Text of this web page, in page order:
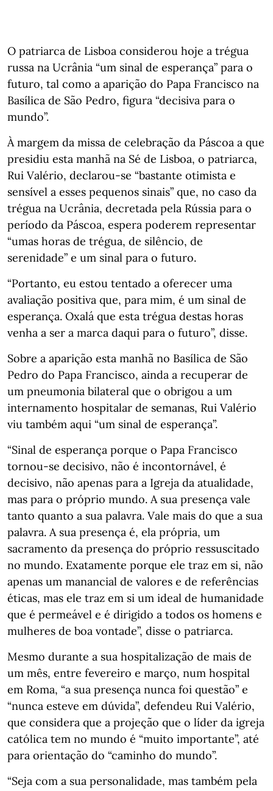
O patriarca de Lisboa considerou hoje a trégua
russa na Ucrânia “um sinal de esperança” para o
futuro, tal como a aparição do Papa Francisco na
Basílica de São Pedro, figura “decisiva para o
mundo”.
À margem da missa de celebração da Páscoa a que
presidiu esta manhã na Sé de Lisboa, o patriarca,
Rui Valério, declarou-se “bastante otimista e
sensível a esses pequenos sinais” que, no caso da
trégua na Ucrânia, decretada pela Rússia para o
período da Páscoa, espera poderem representar
“umas horas de trégua, de silêncio, de
serenidade” e um sinal para o futuro.
“Portanto, eu estou tentado a oferecer uma
avaliação positiva que, para mim, é um sinal de
esperança. Oxalá que esta trégua destas horas
venha a ser a marca daqui para o futuro”, disse.
Sobre a aparição esta manhã no Basílica de São
Pedro do Papa Francisco, ainda a recuperar de
um pneumonia bilateral que o obrigou a um
internamento hospitalar de semanas, Rui Valério
viu também aqui “um sinal de esperança”.
“Sinal de esperança porque o Papa Francisco
tornou-se decisivo, não é incontornável, é
decisivo, não apenas para a Igreja da atualidade,
mas para o próprio mundo. A sua presença vale
tanto quanto a sua palavra. Vale mais do que a sua
palavra. A sua presença é, ela própria, um
sacramento da presença do próprio ressuscitado
no mundo. Exatamente porque ele traz em si, não
apenas um manancial de valores e de referências
éticas, mas ele traz em si um ideal de humanidade
que é permeável e é dirigido a todos os homens e
mulheres de boa vontade”, disse o patriarca.
Mesmo durante a sua hospitalização de mais de
um mês, entre fevereiro e março, num hospital
em Roma, “a sua presença nunca foi questão” e
“nunca esteve em dúvida”, defendeu Rui Valério,
que considera que a projeção que o líder da igreja
católica tem no mundo é “muito importante”, até
para orientação do “caminho do mundo”.
“Seja com a sua personalidade, mas também pela